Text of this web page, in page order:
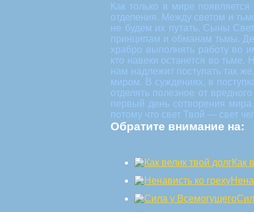
Как только в мире
отделения. Между светом и
не будем их путать. Сыны
принципам и обманам тьмы.
храбро выполнять работу во
кто навеки останется во
нам надлежит поступать так
миром. В суждениях, в
отделять полезное от
первый день сотворения
потому что свет Твой — свет
Обратите внимание на:
Как